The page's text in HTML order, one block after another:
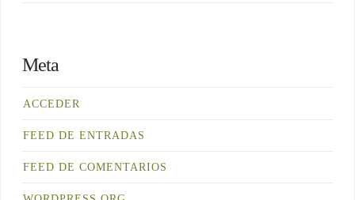
Meta
ACCEDER
FEED DE ENTRADAS
FEED DE COMENTARIOS